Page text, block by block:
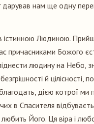
дарував нам ще одну
істинною Людиною.
причасниками Божого
людину на Небо,
й цілісності,
дією котрої ми
в Спасителя
любить Його. Ця віра і